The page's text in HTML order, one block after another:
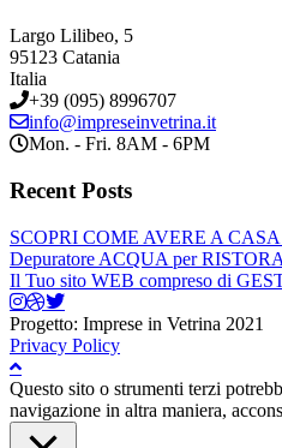
Largo Lilibeo, 5
95123 Catania
Italia
+39 (095) 8996707
info@impreseinvetrina.it
Mon. - Fri. 8AM - 6PM
Recent Posts
SCOPRI COME AVERE A
Depuratore ACQUA per
Il Tuo sito WEB compreso di
Progetto: Imprese in Vetrina 2021
Privacy Policy
Questo sito o strumenti terzi
navigazione in altra maniera,